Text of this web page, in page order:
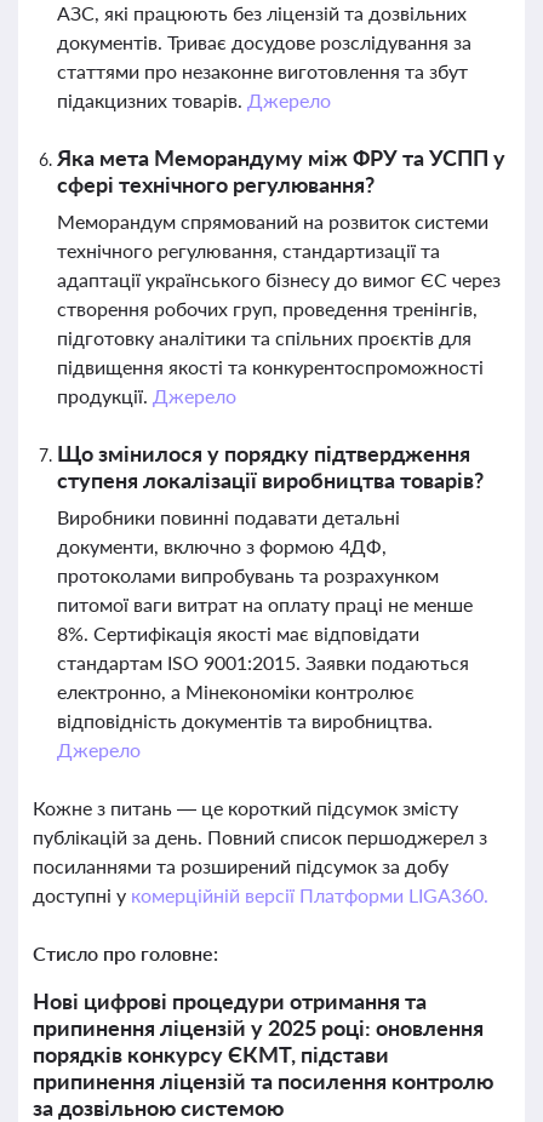
АЗС, які працюють без ліцензій та дозвільних
документів. Триває досудове розслідування за
статтями про незаконне виготовлення та збут
підакцизних товарів. Джерело
Яка мета Меморандуму між ФРУ та УСПП у
сфері технічного регулювання?
Меморандум спрямований на розвиток системи
технічного регулювання, стандартизації та
адаптації українського бізнесу до вимог ЄС через
створення робочих груп, проведення тренінгів,
підготовку аналітики та спільних проєктів для
підвищення якості та конкурентоспроможності
продукції. Джерело
Що змінилося у порядку підтвердження
ступеня локалізації виробництва товарів?
Виробники повинні подавати детальні
документи, включно з формою 4ДФ,
протоколами випробувань та розрахунком
питомої ваги витрат на оплату праці не менше
8%. Сертифікація якості має відповідати
стандартам ISO 9001:2015. Заявки подаються
електронно, а Мінекономіки контролює
відповідність документів та виробництва.
Джерело
Кожне з питань — це короткий підсумок змісту
публікацій за день. Повний список першоджерел з
посиланнями та розширений підсумок за добу
доступні у комерційній версії Платформи LIGA360.
Стисло про головне:
Нові цифрові процедури отримання та
припинення ліцензій у 2025 році: оновлення
порядків конкурсу ЄКМТ, підстави
припинення ліцензій та посилення контролю
за дозвільною системою